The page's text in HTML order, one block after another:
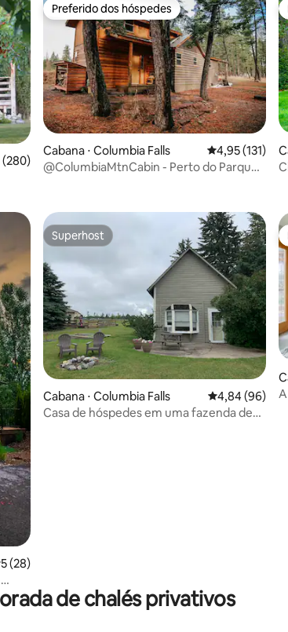
uma avaliação média de 5, 280 avaliações
Preferido dos hóspedes
Preferido dos hóspedes
Cabana ⋅ Columbia Falls 4,95 de uma
4,95 (131)
@ColumbiaMtnCabin - Perto do Parque
uma avaliação média de 5, 28 avaliações
5 (28)
Superhost
Superhost
Cabana ⋅ Columbia Falls 4,84 de uma
4,84 (96)
Casa de hóspedes em uma fazenda de
de chalés privativos